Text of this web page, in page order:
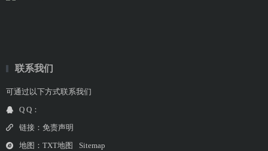
联系我们
可通过以下方式联系我们
Q Q：
链接： 免责声明
地图： TXT地图 Sitemap